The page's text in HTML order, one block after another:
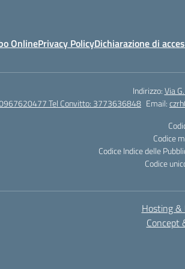
OnlinePrivacy PolicyDichiarazione di
Indirizzo:Via
Tel Convitto: 3773636848 Email:
Codice
Codice Indice delle
Codice
Hosting &
Concept